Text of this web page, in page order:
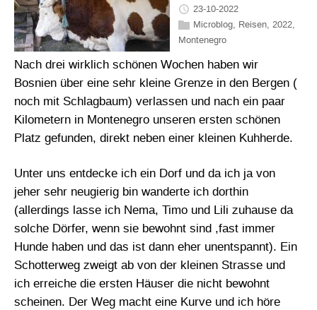
23-10-2022
Microblog, Reisen, 2022,
Montenegro
Nach drei wirklich schönen Wochen haben wir
Bosnien über eine sehr kleine Grenze in den Bergen (
noch mit Schlagbaum) verlassen und nach ein paar
Kilometern in Montenegro unseren ersten schönen
Platz gefunden, direkt neben einer kleinen Kuhherde.
Unter uns entdecke ich ein Dorf und da ich ja von
jeher sehr neugierig bin wanderte ich dorthin
(allerdings lasse ich Nema, Timo und Lili zuhause da
solche Dörfer, wenn sie bewohnt sind ,fast immer
Hunde haben und das ist dann eher unentspannt). Ein
Schotterweg zweigt ab von der kleinen Strasse und
ich erreiche die ersten Häuser die nicht bewohnt
scheinen. Der Weg macht eine Kurve und ich höre